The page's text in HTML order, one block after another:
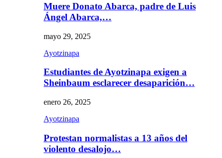
Muere Donato Abarca, padre de Luis
Ángel Abarca,…
mayo 29, 2025
Ayotzinapa
Estudiantes de Ayotzinapa exigen a
Sheinbaum esclarecer desaparición…
enero 26, 2025
Ayotzinapa
Protestan normalistas a 13 años del
violento desalojo…